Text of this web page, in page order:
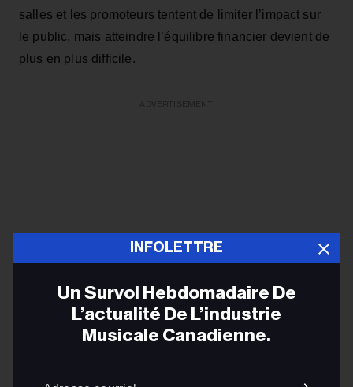
salles et les promoteurs tentent de limiter l’impact sur
le public, mais atteindre l’équilibre financier devient de
plus en plus difficile.
L’accès limité aux subventions, la concurrence accrue
INFOLETTRE
Un Survol Hebdomadaire De
L’actualité De L’industrie
Musicale Canadienne.